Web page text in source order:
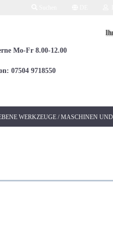
Mo-Fr 8.00-12.00
07504 9718550
WERKZEUGE / MASCHINEN